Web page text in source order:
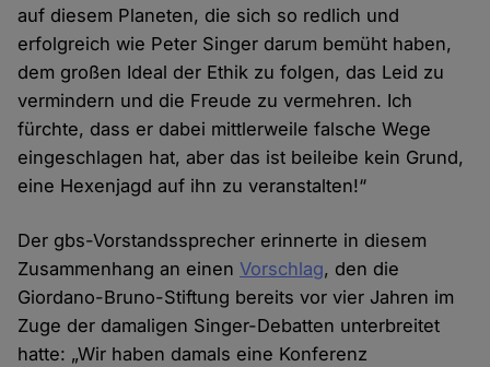
auf diesem Planeten, die sich so redlich und
erfolgreich wie Peter Singer darum bemüht haben,
dem großen Ideal der Ethik zu folgen, das Leid zu
vermindern und die Freude zu vermehren. Ich
fürchte, dass er dabei mittlerweile falsche Wege
eingeschlagen hat, aber das ist beileibe kein Grund,
eine Hexenjagd auf ihn zu veranstalten!“
Der gbs-Vorstandssprecher erinnerte in diesem
Zusammenhang an einenVorschlag, den die
Giordano-Bruno-Stiftung bereits vor vier Jahren im
Zuge der damaligen Singer-Debatten unterbreitet
hatte: „Wir haben damals eine Konferenz